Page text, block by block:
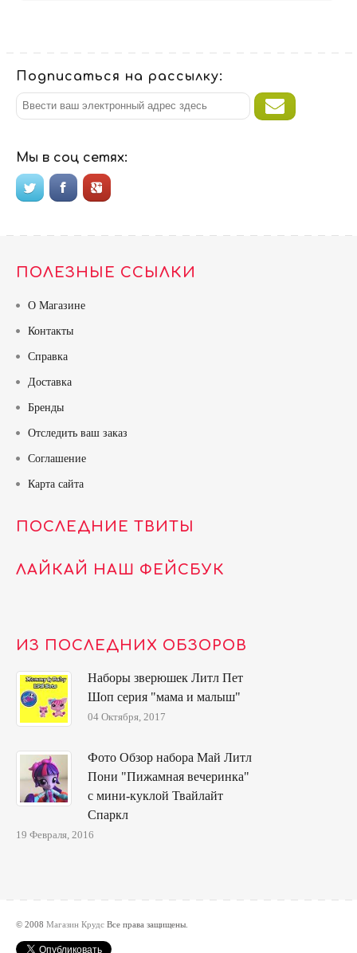
Подписаться на рассылку:
Мы в соц сетях:
ПОЛЕЗНЫЕ ССЫЛКИ
О Магазине
Контакты
Справка
Доставка
Бренды
Отследить ваш заказ
Соглашение
Карта сайта
ПОСЛЕДНИЕ ТВИТЫ
ЛАЙКАЙ НАШ ФЕЙСБУК
ИЗ ПОСЛЕДНИХ ОБЗОРОВ
Наборы зверюшек Литл Пет
Шоп серия "мама и малыш"
04 Октября, 2017
Фото Обзор набора Май Литл
Пони "Пижамная вечеринка"
с мини-куклой Твайлайт
Спаркл
19 Февраля, 2016
© 2008 Магазин Крудс Все права защищены.